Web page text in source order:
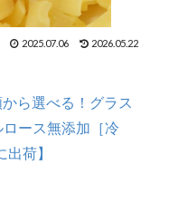
2025.07.06 2026.05.22
ら選べる！グラス
ース無添加［冷
荷】